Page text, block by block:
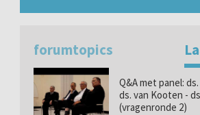
forumtopics
Q&A met panel:
ds. van Kooten -
(vragenronde 2)